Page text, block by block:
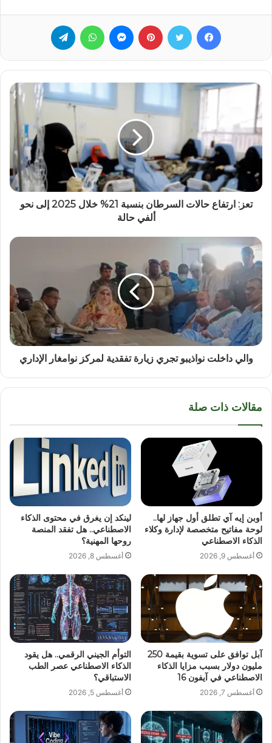
فيسبوك تويتر بينتيريست ماسنجر واتساب
تعز: ارتفاع حالات السرطان بنسبة 21% خلال 2025 إلى نحو
ألفي حالة
والي داخلت نواذيبو تجري زيارة تفقدية لمركز نوامغار الإداري
مقالات ذات صلة
أوبن إيه آي تطلق أول جهاز لها..
لوحة مفاتيح متخصصة لإدارة وكلاء
الذكاء الاصطناعي
أغسطس 9, 2026
لينكد إن يغرق في محتوى الذكاء
الاصطناعي.. هل تفقد المنصة
روحها المهنية؟
أغسطس 8, 2026
آبل توافق على تسوية بقيمة 250
مليون دولار بسبب مزايا الذكاء
الاصطناعي في آيفون 16
أغسطس 7, 2026
التوأم الجيني الرقمي.. هل يقود
الذكاء الاصطناعي عصر الطب
الاستباقي؟
أغسطس 5, 2026